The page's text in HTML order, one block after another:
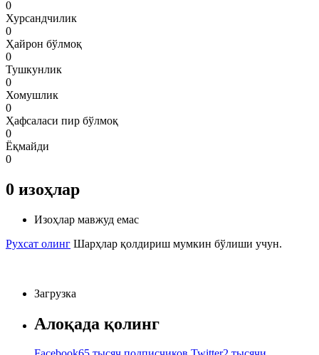
0
Хурсандчилик
0
Ҳайрон бўлмоқ
0
Тушкунлик
0
Хомушлик
0
Ҳафсаласи пир бўлмоқ
0
Ёқмайди
0
0 изоҳлар
Изоҳлар мавжуд емас
Рухсат олинг Шарҳлар қолдириш мумкин бўлиши учун.
Загрузка
Алоқада қолинг